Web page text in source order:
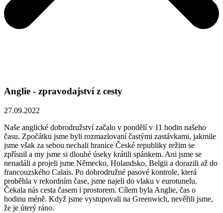
Anglie - zpravodajství z cesty
27.09.2022
Naše anglické dobrodružství začalo v pondělí v 11 hodin našeho
času. Zpočátku jsme byli rozmazlovaní častými zastávkami, jakmile
jsme však za sebou nechali hranice České republiky režim se
zpřísnil a my jsme si dlouhé úseky krátili spánkem. Ani jsme se
nenadáli a projeli jsme Německo, Holandsko, Belgii a dorazili až do
francouzského Calais. Po dobrodružné pasové kontrole, která
proběhla v rekordním čase, jsme najeli do vlaku v eurotunelu.
Čekala nás cesta časem i prostorem. Cílem byla Anglie, čas o
hodinu méně. Když jsme vystupovali na Greenwich, nevěřili jsme,
že je úterý ráno.